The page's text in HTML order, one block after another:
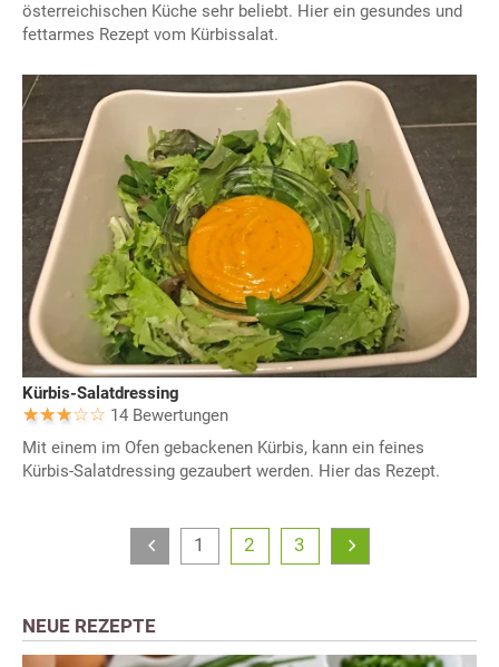
österreichischen Küche sehr beliebt. Hier ein gesundes und
fettarmes Rezept vom Kürbissalat.
Kürbis-Salatdressing
14 Bewertungen
Mit einem im Ofen gebackenen Kürbis, kann ein feines
Kürbis-Salatdressing gezaubert werden. Hier das Rezept.
1 2 3
NEUE REZEPTE